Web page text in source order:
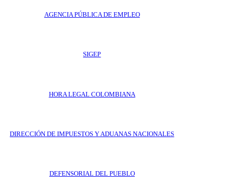
AGENCIA PÚBLICA DE EMPLEO
SIGEP
HORA LEGAL COLOMBIANA
DIRECCIÓN DE IMPUESTOS Y ADUANAS NACIONALES
DEFENSORIAL DEL PUEBLO